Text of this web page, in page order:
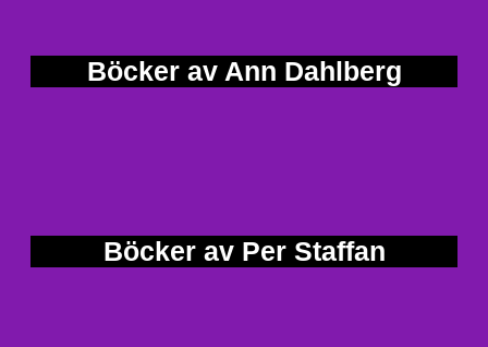
Böcker av Ann Dahlberg
Böcker av Per Staffan